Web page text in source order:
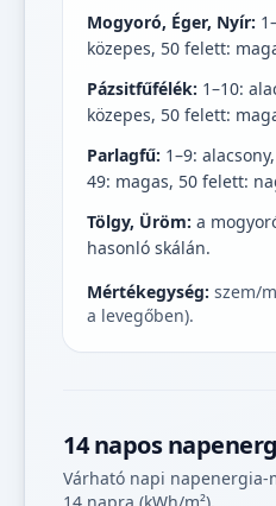
Mogyoró, Éger, Nyír:
közepes, 50 felett:
Pázsitfűfélék: 1–10:
közepes, 50 felett:
Parlagfű: 1–9:
49: magas, 50 felett:
Tölgy, Üröm: a
hasonló skálán.
Mértékegység: szem/
a levegőben).
14 napos
Várható napi napenergia-